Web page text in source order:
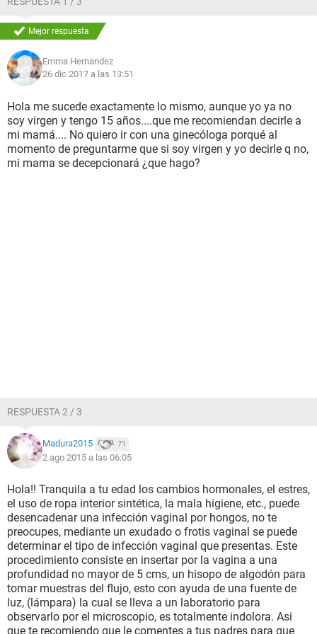
Mejor respuesta
Emma Hernandez
26 dic 2017 a las 13:51
Hola me sucede exactamente lo mismo, aunque yo ya no
soy virgen y tengo 15 años....que me recomiendan decirle a
mi mamá.... No quiero ir con una ginecóloga porqué al
momento de preguntarme que si soy virgen y yo decirle q no,
mi mama se decepcionará ¿que hago?
RESPUESTA 2 / 3
Madura2015 71
2 ago 2015 a las 06:05
Hola!! Tranquila a tu edad los cambios hormonales, el estres,
el uso de ropa interior sintética, la mala higiene, etc., puede
desencadenar una infección vaginal por hongos, no te
preocupes, mediante un exudado o frotis vaginal se puede
determinar el tipo de infección vaginal que presentas. Este
procedimiento consiste en insertar por la vagina a una
profundidad no mayor de 5 cms, un hisopo de algodón para
tomar muestras del flujo, esto con ayuda de una fuente de
luz, (lámpara) la cual se lleva a un laboratorio para
observarlo por el microscopio, es totalmente indolora. Asi
que te recomiendo que le comentes a tus padres para que